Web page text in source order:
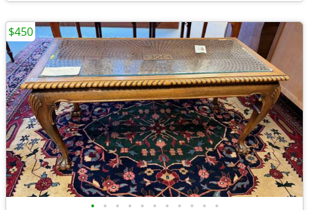
• • • • • • • • • • •
$450